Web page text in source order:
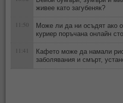
живее като загубеняк?
11:50
Може ли да ни осъдят ако
куриер поръчана онлайн
11:41
Кафето може да намали
заболявания и смърт,